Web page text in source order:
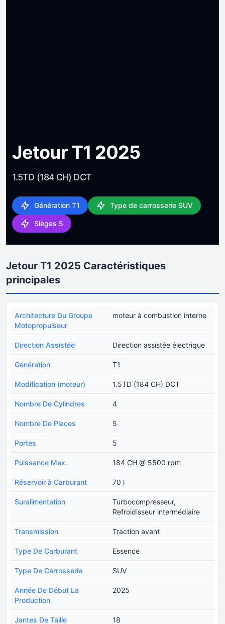
Jetour T1 2025
1.5TD (184 CH) DCT
Génération T1 Type de carrosserie SUV
Sièges 5
Jetour T1 2025 Caractéristiques
principales
Architecture Du Groupe
Motopropulseur
moteur à combustion interne
Direction Assistée Direction assistée électrique
Génération T1
Modification (moteur) 1.5TD (184 CH) DCT
Nombre De Cylindres 4
Nombre De Places 5
Portes 5
Puissance Max. 184 CH @ 5500 rpm
Réservoir à Carburant 70 l
Suralimentation
Turbocompresseur,
Refroidisseur intermédiaire
Transmission Traction avant
Type De Carburant Essence
Type De Carrosserie SUV
Année De Début La
Production
2025
Jantes De Taille 18